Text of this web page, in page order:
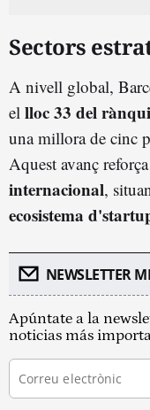
Sectors
A nivell global,
el lloc 33 del
una millora de cinc
Aquest avanç
internacional,
ecosistema
NEWSLETTER
Apúntate a la
noticias más